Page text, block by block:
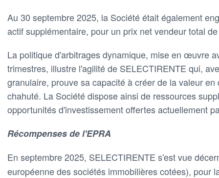
Au 30 septembre 2025, la Société était également
actif supplémentaire, pour un prix net vendeur total
La politique d'arbitrages dynamique, mise en œuvre
trimestres, illustre l'agilité de SELECTIRENTE qui,
granulaire, prouve sa capacité à créer de la valeur
chahuté. La Société dispose ainsi de ressources
opportunités d'investissement offertes actuellement
Récompenses de l'EPRA
En septembre 2025, SELECTIRENTE s'est vue
européenne des sociétés immobilières cotées), pour